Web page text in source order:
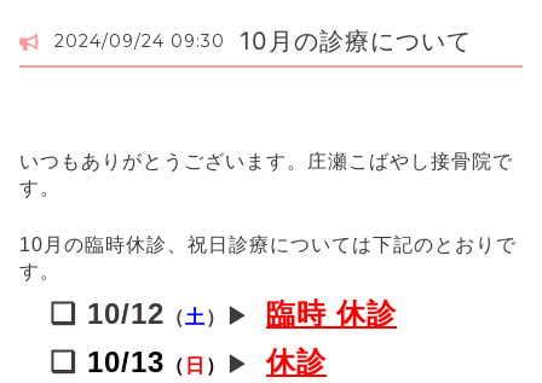
2024/09/24 09:30 10月の診療について
いつもありがとうございます。庄瀬こばやし接骨院で
す。
10月の臨時休診、祝日診療については下記のとおりで
す。
❏ 10/12 （土 ） ▶
臨時 休診
❏ 10/13 （ 日 ） ▶
休診